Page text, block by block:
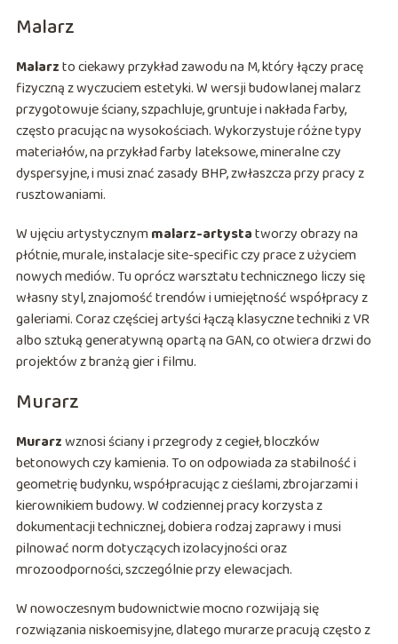
Malarz
Malarzto ciekawy przykład zawodu na M, który łączy pracę
fizyczną z wyczuciem estetyki. W wersji budowlanej malarz
przygotowuje ściany, szpachluje, gruntuje i nakłada farby,
często pracując na wysokościach. Wykorzystuje różne typy
materiałów, na przykład farby lateksowe, mineralne czy
dyspersyjne, i musi znać zasady BHP, zwłaszcza przy pracy z
rusztowaniami.
W ujęciu artystycznymmalarz-artystatworzy obrazy na
płótnie, murale, instalacje site-specific czy prace z użyciem
nowych mediów. Tu oprócz warsztatu technicznego liczy się
własny styl, znajomość trendów i umiejętność współpracy z
galeriami. Coraz częściej artyści łączą klasyczne techniki z VR
albo sztuką generatywną opartą na GAN, co otwiera drzwi do
projektów z branżą gier i filmu.
Murarz
Murarzwznosi ściany i przegrody z cegieł, bloczków
betonowych czy kamienia. To on odpowiada za stabilność i
geometrię budynku, współpracując z cieślami, zbrojarzami i
kierownikiem budowy. W codziennej pracy korzysta z
dokumentacji technicznej, dobiera rodzaj zaprawy i musi
pilnować norm dotyczących izolacyjności oraz
mrozoodporności, szczególnie przy elewacjach.
W nowoczesnym budownictwie mocno rozwijają się
rozwiązania niskoemisyjne, dlatego murarze pracują często z